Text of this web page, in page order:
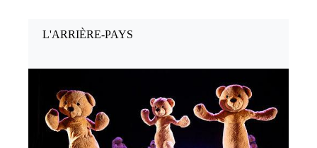
L'ARRIÈRE-PAYS